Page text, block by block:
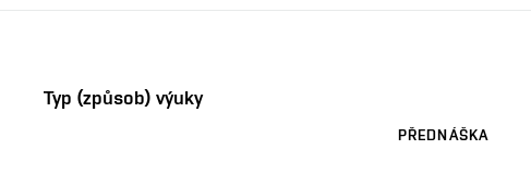
Typ (způsob) výuky
PŘEDNÁŠKA